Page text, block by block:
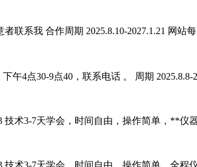
联系我 合作周期 2025.8.10-2027.1.21 网站
4点30-9点40，联系电话 。 周期 2025.8.8-
术3-7天学会，时间自由，操作简单，**仪
术3-7天学会，时间自由，操作简单，全程